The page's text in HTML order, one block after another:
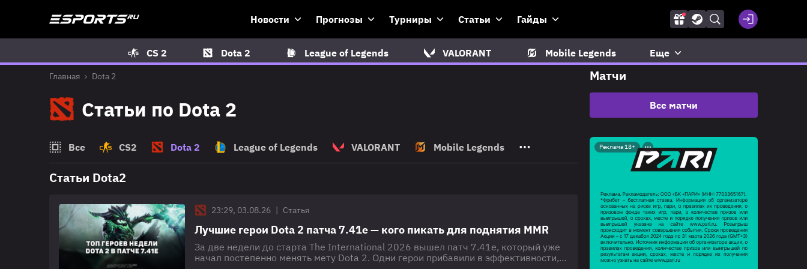
Новости Прогнозы Турниры Статьи Гайды
CS 2 Dota 2 League of Legends VALORANT Mobile Legends Еще
Главная Dota 2
Статьи по Dota 2
Все CS2 Dota 2 League of Legends VALORANT Mobile Legends
Статьи Dota2
23:29, 03.08.26 | Статья
Лучшие герои Dota 2 патча 7.41e — кого пикать для поднятия MMR
За две недели до старта The International 2026 вышел патч 7.41e, который уже
начал постепенно менять мету Dota 2. Одни герои прибавили в эффективности,
Матчи
Все матчи
Реклама 18+